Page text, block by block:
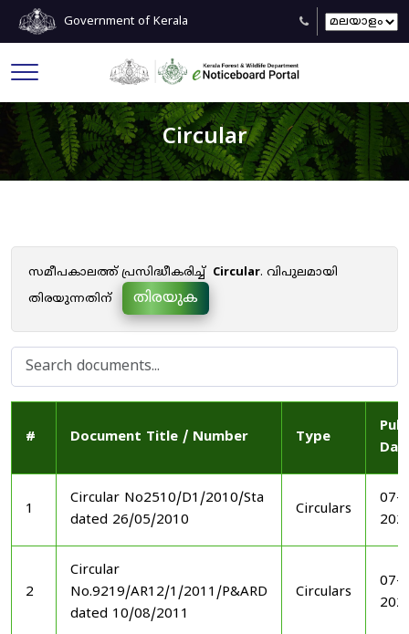
Government of Kerala
Circular
സമീപകാലത്ത് പ്രസിദ്ധീകരിച്ച് Circular. വിപുലമായി
തിരയുന്നതിന്
തിരയുക
# Document Title / Number Type
1
Circular No2510/D1/2010/Sta
dated 26/05/2010
Circulars
07-
2
Circular
No.9219/AR12/1/2011/P&ARD
dated 10/08/2011
Circulars
07-